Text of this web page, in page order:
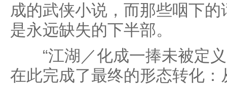
成的武侠小说，而那些咽下
是永远缺失的下半部。
“江湖／化成一捧未被定
在此完成了最终的形态转化